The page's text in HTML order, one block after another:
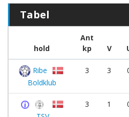
Tabel
hold
Ant
kp
V
Ribe
Boldklub
3 3
3 1